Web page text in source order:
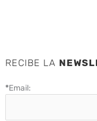
RECIBE LA
*Email: